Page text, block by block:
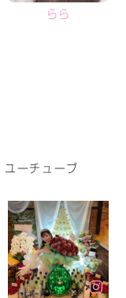
らら
ユーチューブ